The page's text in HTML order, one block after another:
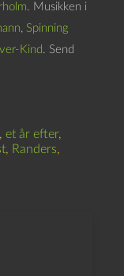
. Musikken i
, Spinning
Kind. Send
, et år efter,
, Randers,